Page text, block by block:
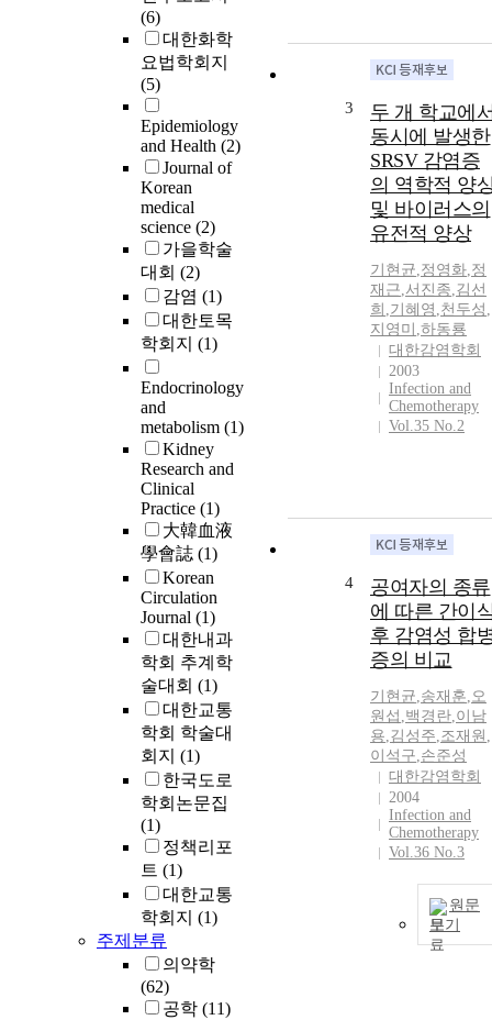
(6)
대한화학
요법학회지
(5)
Epidemiology
and Health (2)
Journal of
Korean
medical
science (2)
가을학술
대회 (2)
감염 (1)
대한토목
학회지 (1)
Endocrinology
and
metabolism (1)
Kidney
Research and
Clinical
Practice (1)
大韓血液
學會誌 (1)
Korean
Circulation
Journal (1)
대한내과
학회 추계학
술대회 (1)
대한교통
학회 학술대
회지 (1)
한국도로
학회논문집
(1)
정책리포
트 (1)
대한교통
학회지 (1)
주제분류
의약학
(62)
공학 (11)
3
두 개 학교에
동시에 발생한
SRSV 감염증
의 역학적 양
및 바이러스의
유전적 양상
기현균,정영화,정
재근,서진종,김선
희 ,기혜영 ,천두성 ,
지영미 ,하동룡
대한감염학회
2003
Infection and
Chemotherapy
Vol.35 No.2
4
공여자의 종류
에 따른 간이
후 감염성 합
증의 비교
기현균,송재훈,오
원섭 ,백경란,이남
용,김성주,조재원 ,
이석구,손준성
대한감염학회
2004
Infection and
Chemotherapy
Vol.36 No.3
원문
보기